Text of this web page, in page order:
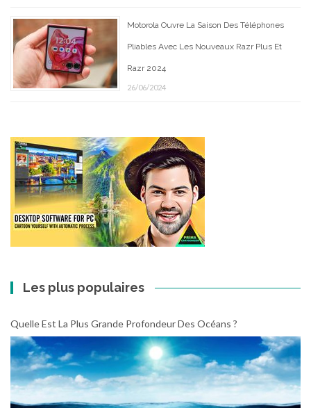
Motorola Ouvre La Saison Des Téléphones
Pliables Avec Les Nouveaux Razr Plus Et
Razr 2024
26/06/2024
Les plus populaires
Quelle Est La Plus Grande Profondeur Des Océans ?